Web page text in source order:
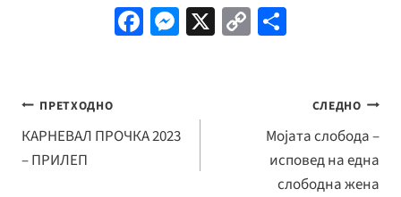
Fa
o
M
ge
X C
Li
n
Навигација
на
напис
ПРЕТХОДНО
КАРНЕВАЛ ПРОЧКА 2023
– ПРИЛЕП
СЛЕДНО
Мојата слобода –
исповед на една
слободна жена